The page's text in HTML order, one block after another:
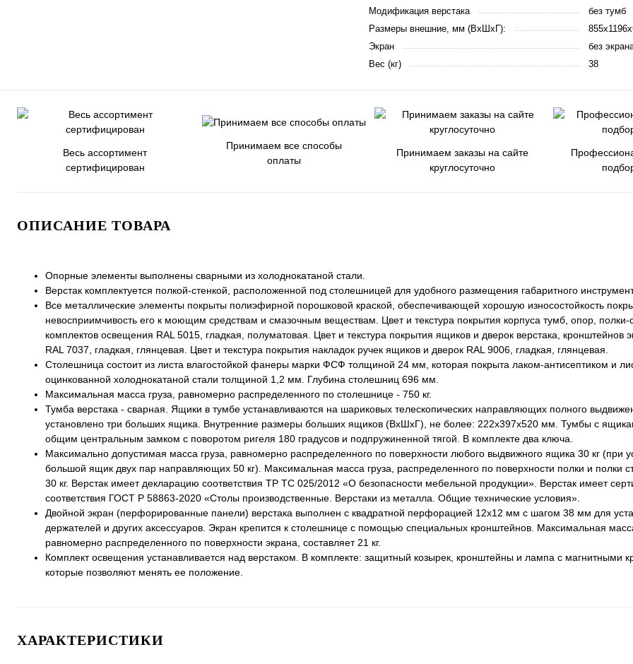
Модификация верстака
без тумб
Размеры внешние, мм (ВхШхГ):
Экран
без
Вес (кг)
38
Весь ассортимент
сертифицирован
Принимаем все способы
оплаты
Принимаем заказы на сайте
круглосуточно
ОПИСАНИЕ ТОВАРА
Опорные элементы выполнены сварными из холоднокатаной стали.
Верстак комплектуется полкой-стенкой, расположенной под столешницей для удобного размещения габаритного
Все металлические элементы покрыты полиэфирной порошковой краской, обеспечивающей хорошую износостойкость
невосприимчивость его к моющим средствам и смазочным веществам. Цвет и текстура покрытия корпуса тумб, опор, полки-
комплектов освещения RAL 5015, гладкая, полуматовая. Цвет и текстура покрытия ящиков и дверок верстака, кронштейнов
RAL 7037, гладкая, глянцевая. Цвет и текстура покрытия накладок ручек ящиков и дверок RAL 9006, гладкая, глянцевая.
Столешница состоит из листа влагостойкой фанеры марки ФСФ толщиной 24 мм, которая покрыта лаком-антисептиком и
оцинкованной холоднокатаной стали толщиной 1,2 мм. Глубина столешниц 696 мм.
Максимальная масса груза, равномерно распределенного по столешнице - 750 кг.
Тумба верстака - сварная. Ящики в тумбе устанавливаются на шариковых телескопических направляющих полного
установлено три больших ящика. Внутренние размеры больших ящиков (ВхШхГ), не более: 222х397х520 мм. Тумбы с
общим центральным замком с поворотом ригеля 180 градусов и подпружиненной тягой. В комплекте два ключа.
Максимально допустимая масса груза, равномерно распределенного по поверхности любого выдвижного ящика 30 кг (при
большой ящик двух пар направляющих 50 кг). Максимальная масса груза, распределенного по поверхности полки и полки
30 кг. Верстак имеет декларацию соответствия ТР ТС 025/2012 «О безопасности мебельной продукции». Верстак имеет
соответствия ГОСТ Р 58863-2020 «Столы производственные. Верстаки из металла. Общие технические условия».
Двойной экран (перфорированные панели) верстака выполнен с квадратной перфорацией 12х12 мм с шагом 38 мм для
держателей и других аксессуаров. Экран крепится к столешнице с помощью специальных кронштейнов. Максимальная
равномерно распределенного по поверхности экрана, составляет 21 кг.
Комплект освещения устанавливается над верстаком. В комплекте: защитный козырек, кронштейны и лампа с магнитными
которые позволяют менять ее положение.
ХАРАКТЕРИСТИКИ